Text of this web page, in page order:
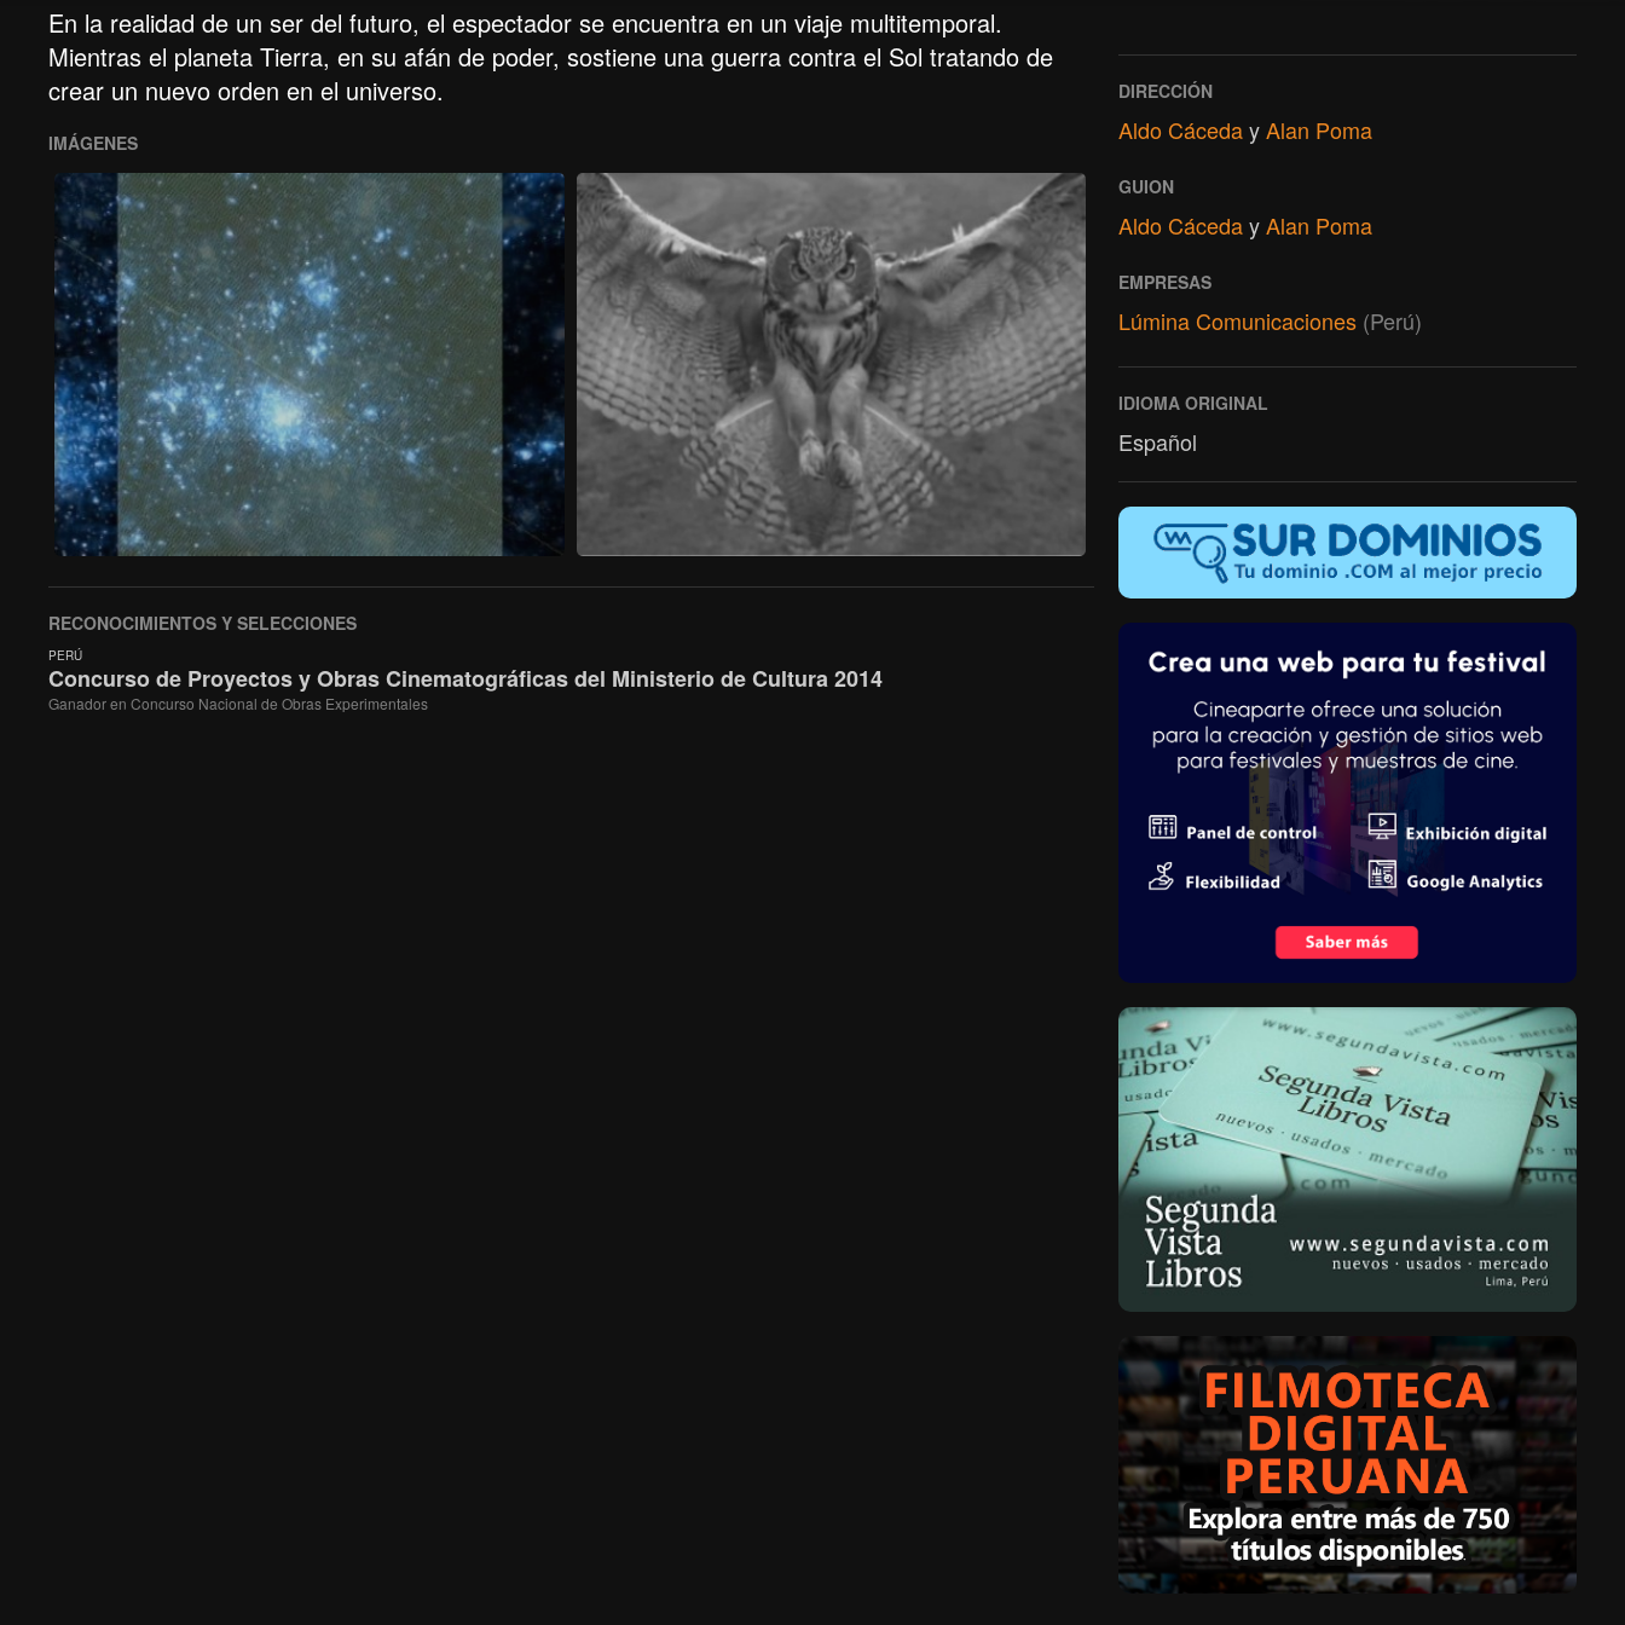
En la realidad de un ser del futuro, el espectador se encuentra en un viaje multitemporal.
Mientras el planeta Tierra, en su afán de poder, sostiene una guerra contra el Sol tratando de
crear un nuevo orden en el universo.
IMÁGENES
RECONOCIMIENTOS Y SELECCIONES
PERÚ
Concurso de Proyectos y Obras Cinematográficas del Ministerio de Cultura 2014
Ganador en Concurso Nacional de Obras Experimentales
DIRECCIÓN
Aldo CácedayAlan Poma
GUION
Aldo CácedayAlan Poma
EMPRESAS
Lúmina Comunicaciones (Perú)
IDIOMA ORIGINAL
Español